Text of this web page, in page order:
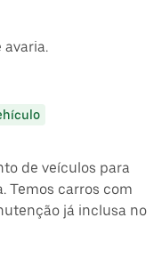
avaria.
de veículos para
Temos carros com
já inclusa no